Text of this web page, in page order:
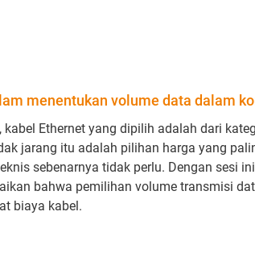
menentukan volume data dalam
kabel Ethernet yang dipilih adalah dari
jarang itu adalah pilihan harga yang
sebenarnya tidak perlu. Dengan sesi
bahwa pemilihan volume transmisi
biaya kabel.